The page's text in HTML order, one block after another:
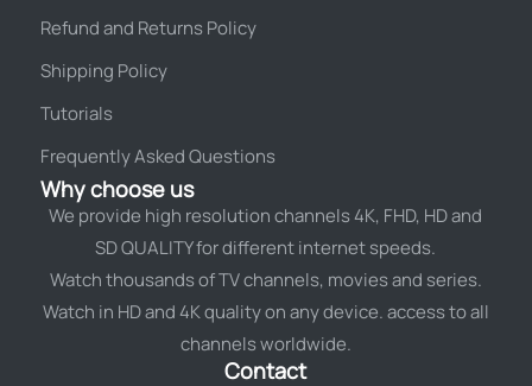
Refund and Returns Policy
Shipping Policy
Tutorials
Frequently Asked Questions
Why choose us
We provide high resolution channels 4K, FHD, HD and
SD QUALITY for different internet speeds.
Watch thousands of TV channels, movies and series.
Watch in HD and 4K quality on any device. access to all
channels worldwide.
Contact